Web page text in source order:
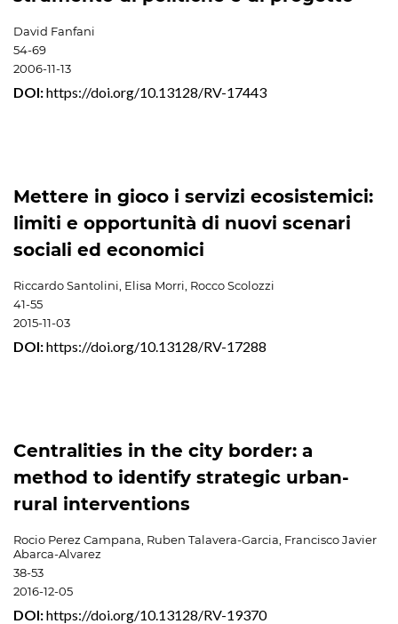
David Fanfani
54-69
2006-11-13
DOI:https://doi.org/10.13128/RV-17443
Mettere in gioco i servizi ecosistemici:
limiti e opportunità di nuovi scenari
sociali ed economici
Riccardo Santolini, Elisa Morri, Rocco Scolozzi
41-55
2015-11-03
DOI:https://doi.org/10.13128/RV-17288
Centralities in the city border: a
method to identify strategic urban-
rural interventions
Rocio Perez Campana, Ruben Talavera-Garcia, Francisco Javier
Abarca-Alvarez
38-53
2016-12-05
DOI:https://doi.org/10.13128/RV-19370